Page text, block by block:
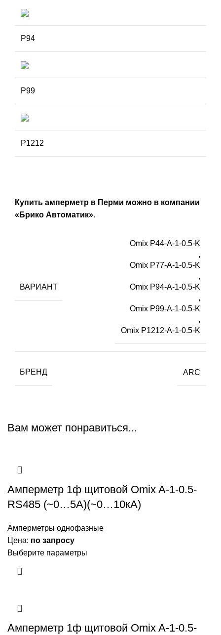
P94
P99
P1212
Купить амперметр в Перми можно в компании
«Брико Автоматик».
ВАРИАНТ
Omix P44-A-1-0.5-K
,
Omix P77-A-1-0.5-K
,
Omix P94-A-1-0.5-K
,
Omix P99-A-1-0.5-K
,
Omix P1212-A-1-0.5-K
БРЕНД ARC
Вам может понравиться...
Амперметр 1ф щитовой Omix A-1-0.5-
RS485 (~0…5А)(~0…10кА)
Амперметры однофазные
Цена: по запросу
Выберите параметры
Амперметр 1ф щитовой Omix A-1-0.5-